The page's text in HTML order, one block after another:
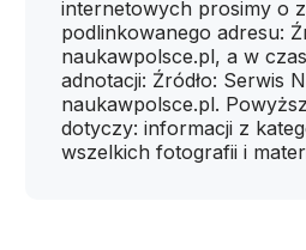
internetowych prosimy o
podlinkowanego adresu:
naukawpolsce.pl, a w
adnotacji: Źródło: Serwis
naukawpolsce.pl.
dotyczy: informacji z
wszelkich fotografii i